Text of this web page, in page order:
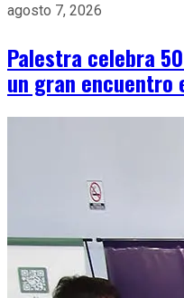
agosto 7, 2026
Palestra celebra
un gran encuentro